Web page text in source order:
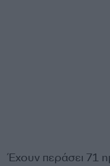
Έχουν περάσει 71